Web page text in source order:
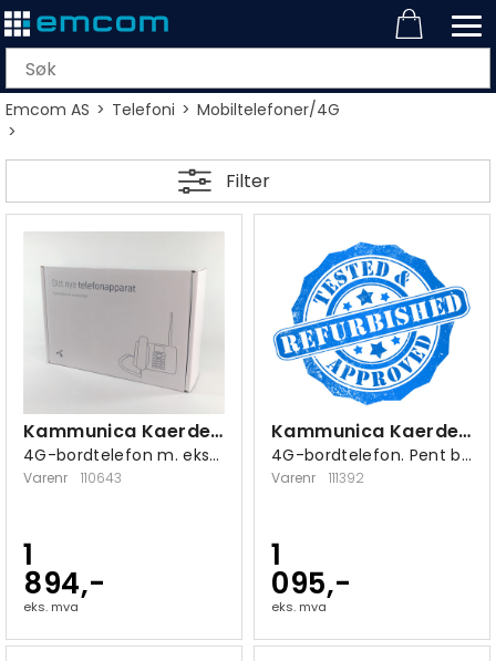
Emcom AS>Telefoni>Mobiltelefoner/4G
>
Filter
Kammunica Kaerdesk 185
4G-bordtelefon m. ekstern antennekontakt
Varenr 110643
1
894,-
eks. mva
Kammunica Kaerdesk 185 Telenor
4G-bordtelefon. Pent brukt
Varenr 111392
1
095,-
eks. mva